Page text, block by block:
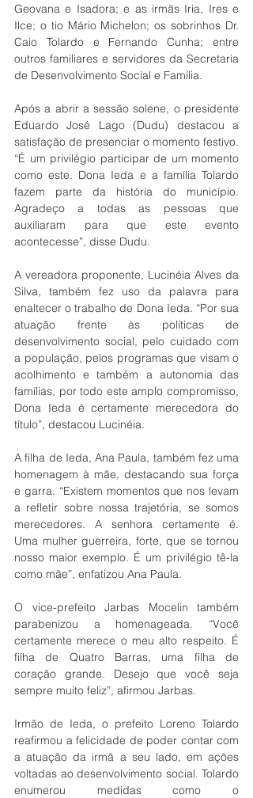
Geovana e Isadora; e as irmãs Iria, Ires e
Ilce; o tio Mário Michelon; os sobrinhos Dr.
Caio Tolardo e Fernando Cunha; entre
outros familiares e servidores da Secretaria
de Desenvolvimento Social e Família.
Após a abrir a sessão solene, o presidente
Eduardo José Lago (Dudu) destacou a
satisfação de presenciar o momento festivo.
“É um privilégio participar de um momento
como este. Dona Ieda e a família Tolardo
fazem parte da história do município.
Agradeço a todas as pessoas que
auxiliaram para que este evento
acontecesse”, disse Dudu.
A vereadora proponente, Lucinéia Alves da
Silva, também fez uso da palavra para
enaltecer o trabalho de Dona Ieda. “Por sua
atuação frente às políticas de
desenvolvimento social, pelo cuidado com
a população, pelos programas que visam o
acolhimento e também a autonomia das
famílias, por todo este amplo compromisso,
Dona Ieda é certamente merecedora do
título”, destacou Lucinéia.
A filha de Ieda, Ana Paula, também fez uma
homenagem à mãe, destacando sua força
e garra. “Existem momentos que nos levam
a refletir sobre nossa trajetória, se somos
merecedores. A senhora certamente é.
Uma mulher guerreira, forte, que se tornou
nosso maior exemplo. É um privilégio tê-la
como mãe”, enfatizou Ana Paula.
O vice-prefeito Jarbas Mocelin também
parabenizou a homenageada. “Você
certamente merece o meu alto respeito. É
filha de Quatro Barras, uma filha de
coração grande. Desejo que você seja
sempre muito feliz”, afirmou Jarbas.
Irmão de Ieda, o prefeito Loreno Tolardo
reafirmou a felicidade de poder contar com
a atuação da irmã a seu lado, em ações
voltadas ao desenvolvimento social. Tolardo
enumerou medidas como o